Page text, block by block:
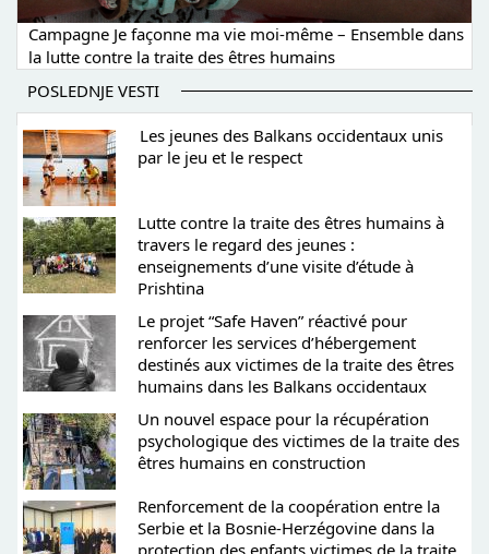
Campagne Je façonne ma vie moi-même – Ensemble dans
la lutte contre la traite des êtres humains
POSLEDNJE VESTI
Les jeunes des Balkans occidentaux unis
par le jeu et le respect
Lutte contre la traite des êtres humains à
travers le regard des jeunes :
enseignements d’une visite d’étude à
Prishtina
Le projet “Safe Haven” réactivé pour
renforcer les services d’hébergement
destinés aux victimes de la traite des êtres
humains dans les Balkans occidentaux
Un nouvel espace pour la récupération
psychologique des victimes de la traite des
êtres humains en construction
Renforcement de la coopération entre la
Serbie et la Bosnie-Herzégovine dans la
protection des enfants victimes de la traite